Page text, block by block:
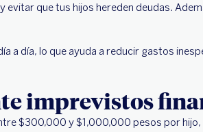
evitar que tus hijos hereden deudas.
a día, lo que ayuda a reducir gastos
imprevistos
$300,000 y $1,000,000 pesos por